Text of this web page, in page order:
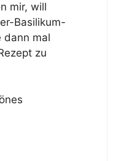
mir, will
Basilikum-
dann mal
zu